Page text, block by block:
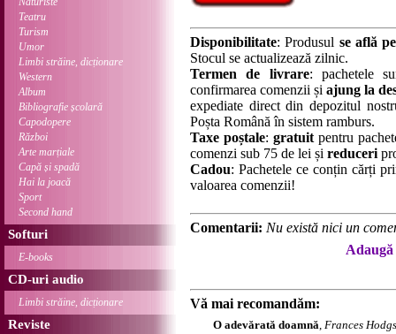
Teatru
Turism
Umor
Limbi străine, dicționare
Western
Album
Bibliografie școlară
Capodopere
Război
Arte marțiale
Capă și spadă
Hai la joacă
Sport
Second hand
Softuri
E-books
CD-uri audio
Limbi străine, dicționare
Reviste
Disponibilitate: Produsul se află
Stocul se actualizează zilnic.
Termen de livrare: pachetele
confirmarea comenzii șiajung la
expediate direct din depozitul
Poșta Română în sistem ramburs.
Taxe poștale: gratuitpentru
comenzi sub 75 de lei și reduceri
Cadou: Pachetele ce conțin cărți
valoarea comenzii!
Comentarii: Nu există nici un
Vă mai recomandăm:
O adevărată doamnă, Frances